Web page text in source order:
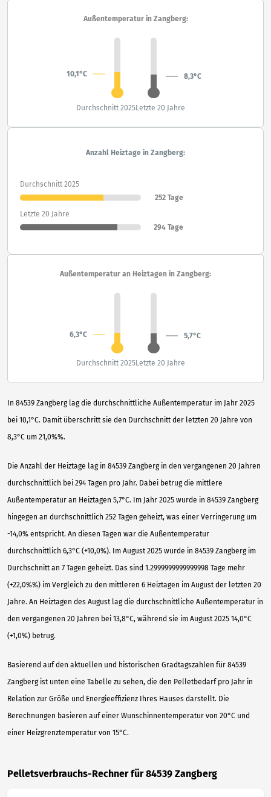
In 84539 Zangberg lag die durchschnittliche Außentemperatur im Jahr 2025
bei 10,1°C. Damit überschritt sie den Durchschnitt der letzten 20 Jahre von
8,3°C um 21,0%%.
Die Anzahl der Heiztage lag in 84539 Zangberg in den vergangenen 20 Jahren
durchschnittlich bei 294 Tagen pro Jahr. Dabei betrug die mittlere
Außentemperatur an Heiztagen 5,7°C. Im Jahr 2025 wurde in 84539 Zangberg
hingegen an durchschnittlich 252 Tagen geheizt, was einer Verringerung um
-14,0% entspricht. An diesen Tagen war die Außentemperatur
durchschnittlich 6,3°C (+10,0%). Im August 2025 wurde in 84539 Zangberg im
Durchschnitt an 7 Tagen geheizt. Das sind 1.2999999999999998 Tage mehr
(+22,0%%) im Vergleich zu den mittleren 6 Heiztagen im August der letzten 20
Jahre. An Heiztagen des August lag die durchschnittliche Außentemperatur in
den vergangenen 20 Jahren bei 13,8°C, während sie im August 2025 14,0°C
(+1,0%) betrug.
Basierend auf den aktuellen und historischen Gradtagszahlen für 84539
Zangberg ist unten eine Tabelle zu sehen, die den Pelletbedarf pro Jahr in
Relation zur Größe und Energieeffizienz Ihres Hauses darstellt. Die
Berechnungen basieren auf einer Wunschinnentemperatur von 20°C und
einer Heizgrenztemperatur von 15°C.
Außentemperatur in Zangberg:
10,1°C 8,3°C
Durchschnitt 2025Letzte 20 Jahre
Anzahl Heiztage in Zangberg:
Durchschnitt 2025
252 Tage
Letzte 20 Jahre
294 Tage
Außentemperatur an Heiztagen in Zangberg:
6,3°C 5,7°C
Durchschnitt 2025Letzte 20 Jahre
Pelletsverbrauchs-Rechner für 84539 Zangberg